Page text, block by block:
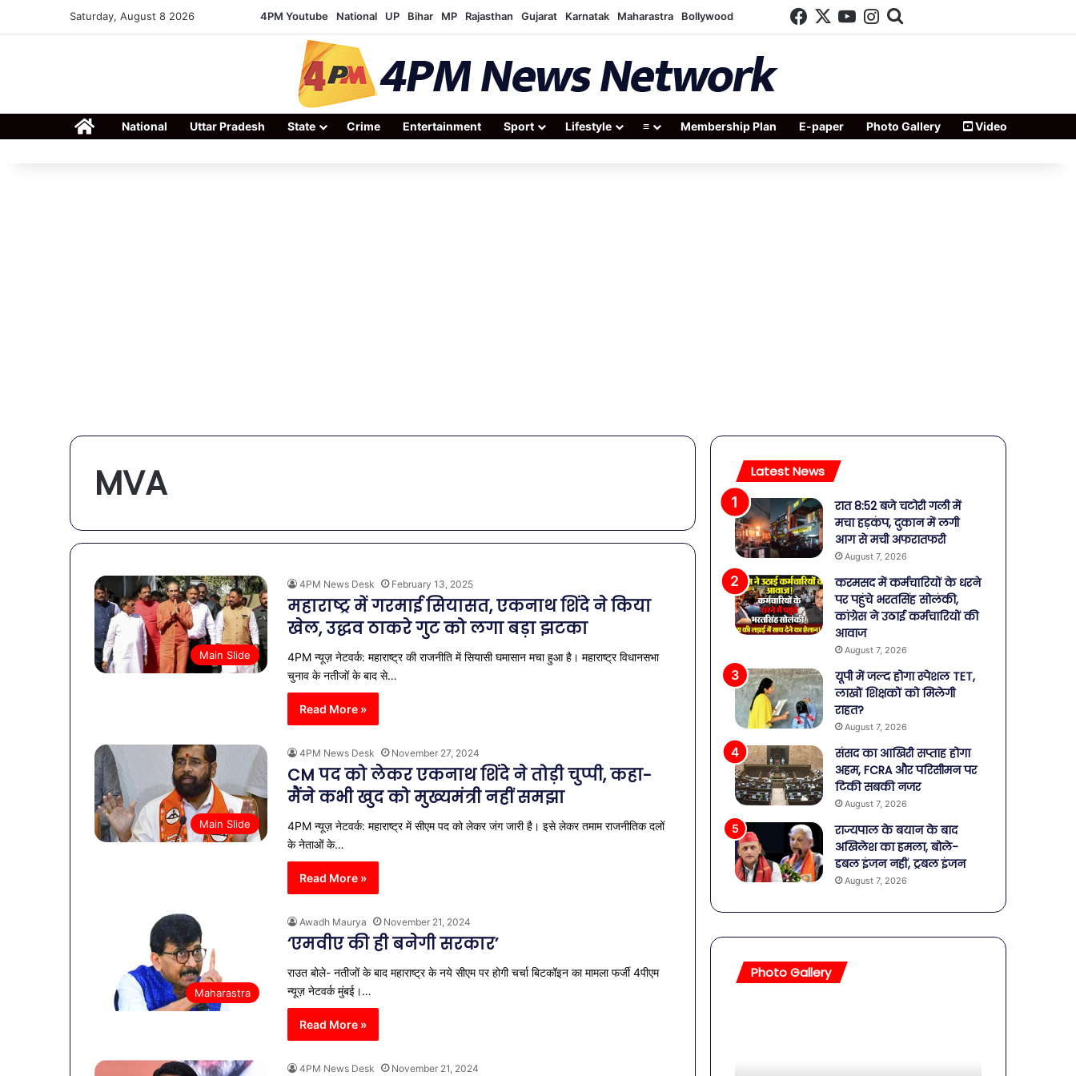
Saturday, August 8 2026 4PM Youtube National UP Bihar MP Rajasthan Gujarat Karnatak Maharastra Bollywood Facebook
X YouTube
Instagram
HomeNational Uttar Pradesh State Crime Entertainment Sport Lifestyle ≡ Membership Plan E-paper Photo Gallery Video
MVA
Main Slide
4PM News Desk February 13, 2025
महाराष्ट्र में गरमाई सियासत, एकनाथ शिंदे ने किया
खेल, उद्धव ठाकरे गुट को लगा बड़ा झटका
4PM न्यूज़ नेटवर्क: महाराष्ट्र की राजनीति में सियासी घमासान मचा हुआ है। महाराष्ट्र विधानसभा
चुनाव के नतीजों के बाद से…
Read More »
Main Slide
4PM News Desk November 27, 2024
CM पद को लेकर एकनाथ शिंदे ने तोड़ी चुप्पी, कहा-
मैंने कभी खुद को मुख्यमंत्री नहीं समझा
4PM न्यूज़ नेटवर्क: महाराष्ट्र में सीएम पद को लेकर जंग जारी है। इसे लेकर तमाम राजनीतिक दलों
के नेताओं के…
Read More »
Maharastra
Awadh Maurya November 21, 2024
‘एमवीए की ही बनेगी सरकार’
राउत बोले- नतीजों के बाद महाराष्ट्र के नये सीएम पर होगी चर्चा बिटकॉइन का मामला फर्जी 4पीएम
न्यूज़ नेटवर्क मुंबई।…
Read More »
4PM News Desk November 21, 2024
Latest News
रात 8:52 बजे चटोरी गली में
मचा हड़कंप, दुकान में लगी
आग से मची अफरातफरी
August 7, 2026
करमसद में कर्मचारियों के धरने
पर पहुंचे भरतसिंह सोलंकी,
कांग्रेस ने उठाई कर्मचारियों की
आवाज
August 7, 2026
यूपी में जल्द होगा स्पेशल TET,
लाखों शिक्षकों को मिलेगी
राहत?
August 7, 2026
संसद का आखिरी सप्ताह होगा
अहम, FCRA और परिसीमन पर
टिकी सबकी नजर
August 7, 2026
राज्यपाल के बयान के बाद
अखिलेश का हमला, बोले-
डबल इंजन नहीं, ट्रबल इंजन
August 7, 2026
Photo Gallery
व्यापारियों